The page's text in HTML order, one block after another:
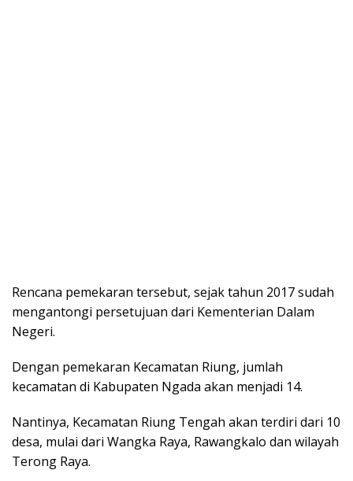
Rencana pemekaran tersebut, sejak tahun 2017 sudah
mengantongi persetujuan dari Kementerian Dalam
Negeri.
Dengan pemekaran Kecamatan Riung, jumlah
kecamatan di Kabupaten Ngada akan menjadi 14.
Nantinya, Kecamatan Riung Tengah akan terdiri dari 10
desa, mulai dari Wangka Raya, Rawangkalo dan wilayah
Terong Raya.